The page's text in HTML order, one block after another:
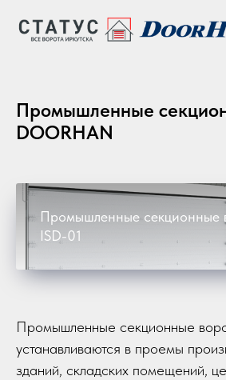
Промышленные
DOORHAN
Промышленные секционные
ISD-01
Промышленные секционные
устанавливаются в проемы
зданий, складских помещений,